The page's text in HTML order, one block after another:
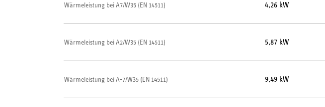
Wärmeleistung bei A7/W35 (EN 14511) 4,26 kW
Wärmeleistung bei A2/W35 (EN 14511) 5,87 kW
Wärmeleistung bei A-7/W35 (EN 14511) 9,49 kW